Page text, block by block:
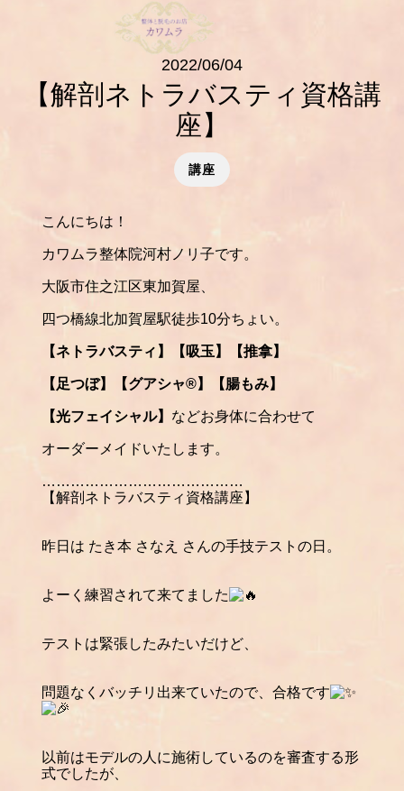
2022/06/04
【解剖ネトラバスティ資格講
座】
講座
こんにちは！
カワムラ整体院河村ノリ子です。
大阪市住之江区東加賀屋、
四つ橋線北加賀屋駅徒歩10分ちょい。
【ネトラバスティ】【吸玉】【推拿】
【足つぼ】【グアシャ®️】【腸もみ】
【光フェイシャル】 などお身体に合わせて
オーダーメイドいたします。
……………………………………
【解剖ネトラバスティ資格講座】
昨日は たき本 さなえ さんの手技テストの日。
よーく練習されて来てました
テストは緊張したみたいだけど、
問題なくバッチリ出来ていたので、合格です
以前はモデルの人に施術しているのを審査する形
式でしたが、